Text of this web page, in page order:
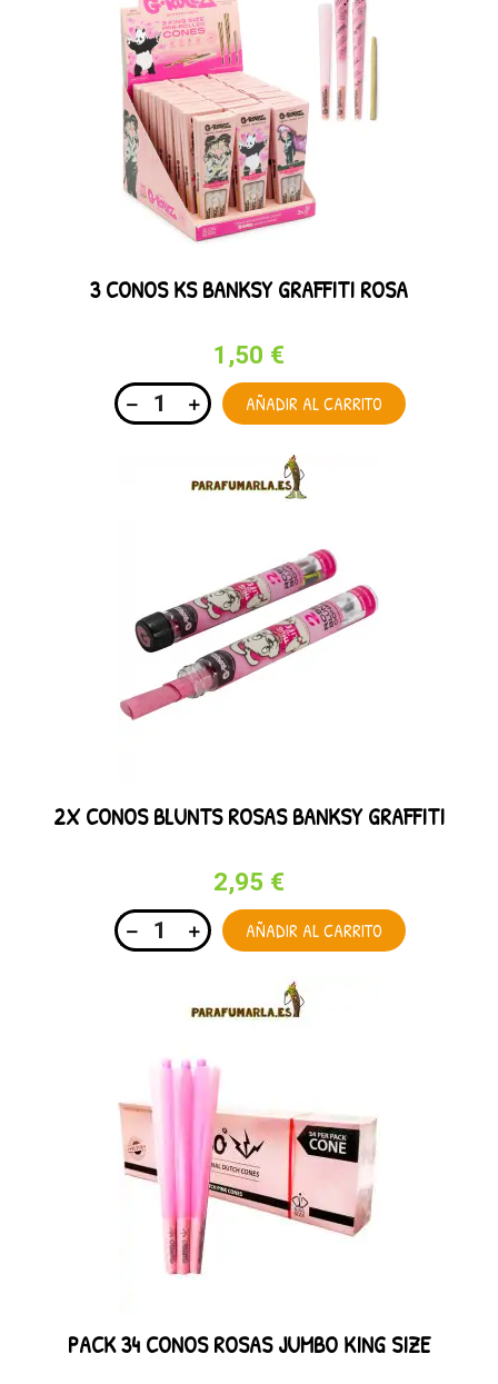
3 CONOS KS BANKSY GRAFFITI ROSA
1,50 €
AÑADIR AL CARRITO
2X CONOS BLUNTS ROSAS BANKSY GRAFFITI
2,95 €
AÑADIR AL CARRITO
PACK 34 CONOS ROSAS JUMBO KING SIZE